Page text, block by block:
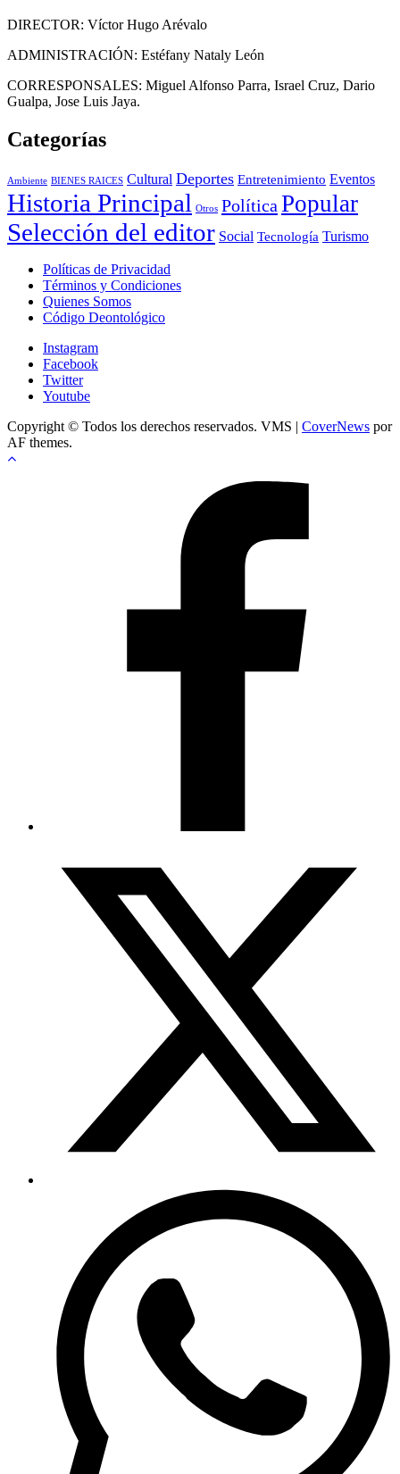
DIRECTOR: Víctor Hugo Arévalo
ADMINISTRACIÓN: Estéfany Nataly León
CORRESPONSALES: Miguel Alfonso Parra, Israel Cruz, Dario
Gualpa, Jose Luis Jaya.
Categorías
Ambiente BIENES RAICES Cultural Deportes Entretenimiento Eventos
Historia Principal Otros Política Popular
Selección del editor Social Tecnología Turismo
Políticas de Privacidad
Términos y Condiciones
Quienes Somos
Código Deontológico
Instagram
Facebook
Twitter
Youtube
Copyright © Todos los derechos reservados. VMS | CoverNews por
AF themes.